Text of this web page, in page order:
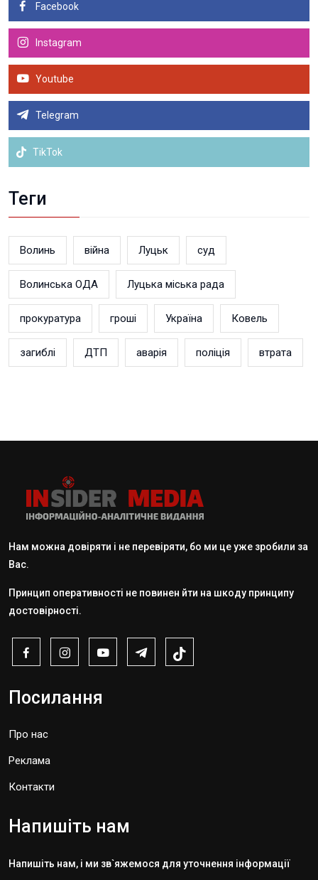
Facebook
Instagram
Youtube
Telegram
TikTok
Теги
Волинь війна Луцьк суд
Волинська ОДА Луцька міська рада
прокуратура гроші Україна Ковель
загиблі ДТП аварія поліція втрата
Нам можна довіряти і не перевіряти, бо ми це уже зробили за
Вас.
Принцип оперативності не повинен йти на шкоду принципу
достовірності.
Посилання
Про нас
Реклама
Контакти
Напишіть нам
Напишіть нам, і ми зв`яжемося для уточнення інформації